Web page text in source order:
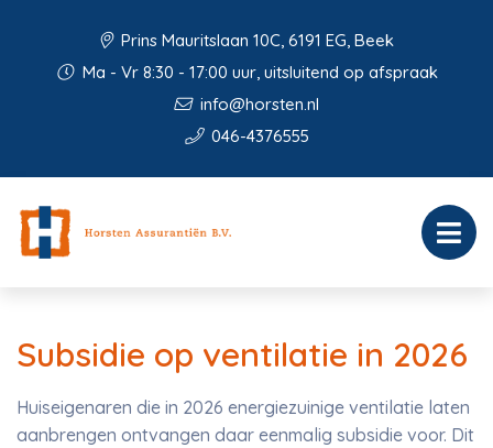
Prins Mauritslaan 10C, 6191 EG, Beek
Ma - Vr 8:30 - 17:00 uur, uitsluitend op afspraak
info@horsten.nl
046-4376555
Subsidie op ventilatie in 2026
Huiseigenaren die in 2026 energiezuinige ventilatie laten
aanbrengen ontvangen daar eenmalig subsidie voor. Dit